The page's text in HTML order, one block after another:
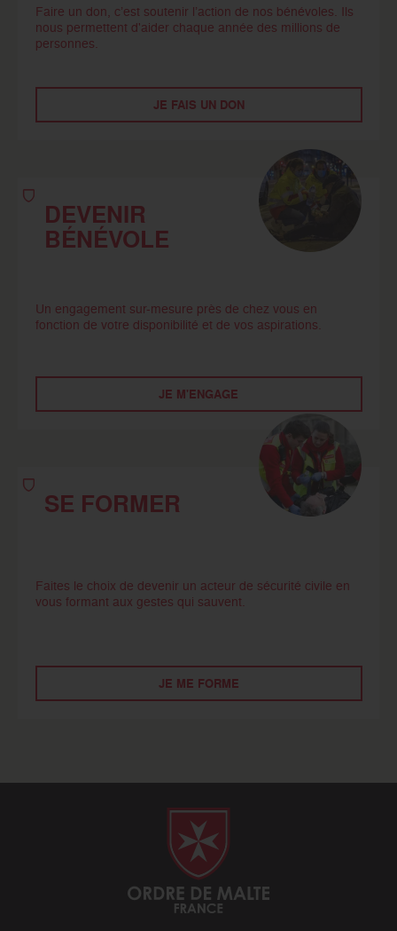
Faire un don, c’est soutenir l’action de nos bénévoles. Ils
nous permettent d'aider chaque année des millions de
personnes.
JE FAIS UN DON
DEVENIR
BÉNÉVOLE
Un engagement sur-mesure près de chez vous en
fonction de votre disponibilité et de vos aspirations.
JE M'ENGAGE
SE FORMER
Faites le choix de devenir un acteur de sécurité civile en
vous formant aux gestes qui sauvent.
JE ME FORME